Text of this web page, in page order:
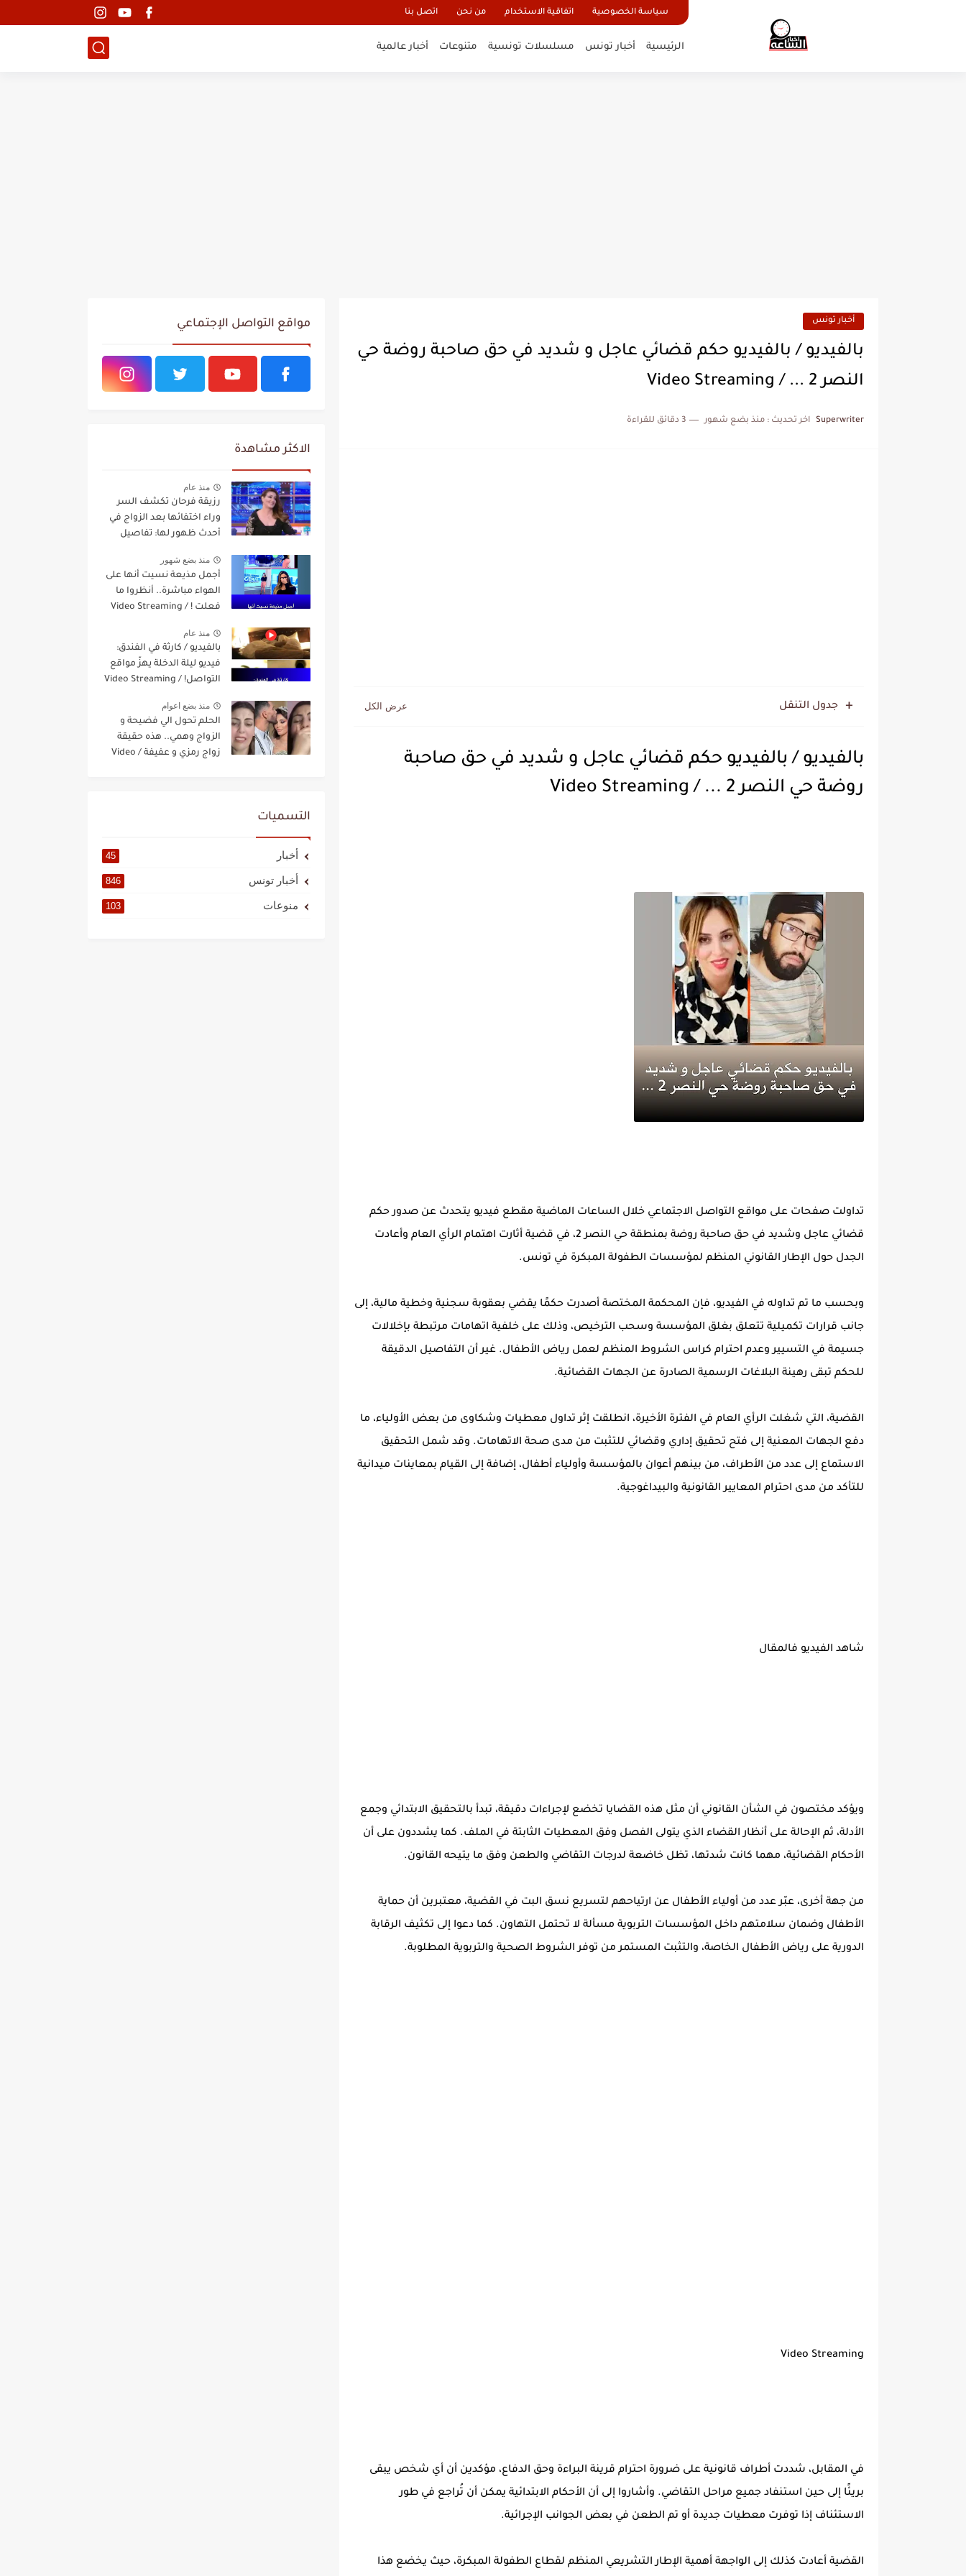
سياسة الخصوصية اتفاقية الاستخدام من نحن اتصل بنا
الرئيسية أخبار تونس مسلسلات تونسية متنوعات أخبار عالمية
أخبار تونس
بالفيديو / بالفيديو حكم قضائي عاجل و شديد في حق صاحبة روضة حي
النصر 2 ... / Video Streaming
Superwriter اخر تحديث : منذ بضع شهور 3 دقائق للقراءة
جدول التنقل
بالفيديو / بالفيديو حكم قضائي عاجل و شديد في حق صاحبة
روضة حي النصر 2 ... / Video Streaming
تداولت صفحات على مواقع التواصل الاجتماعي خلال الساعات الماضية مقطع فيديو يتحدث عن صدور حكم
قضائي عاجل وشديد في حق صاحبة روضة بمنطقة حي النصر 2، في قضية أثارت اهتمام الرأي العام وأعادت
الجدل حول الإطار القانوني المنظم لمؤسسات الطفولة المبكرة في تونس.
وبحسب ما تم تداوله في الفيديو، فإن المحكمة المختصة أصدرت حكمًا يقضي بعقوبة سجنية وخطية مالية، إلى
جانب قرارات تكميلية تتعلق بغلق المؤسسة وسحب الترخيص، وذلك على خلفية اتهامات مرتبطة بإخلالات
جسيمة في التسيير وعدم احترام كراس الشروط المنظم لعمل رياض الأطفال. غير أن التفاصيل الدقيقة
للحكم تبقى رهينة البلاغات الرسمية الصادرة عن الجهات القضائية.
القضية، التي شغلت الرأي العام في الفترة الأخيرة، انطلقت إثر تداول معطيات وشكاوى من بعض الأولياء، ما
دفع الجهات المعنية إلى فتح تحقيق إداري وقضائي للتثبت من مدى صحة الاتهامات. وقد شمل التحقيق
الاستماع إلى عدد من الأطراف، من بينهم أعوان بالمؤسسة وأولياء أطفال، إضافة إلى القيام بمعاينات ميدانية
للتأكد من مدى احترام المعايير القانونية والبيداغوجية.
شاهد الفيديو فالمقال
ويؤكد مختصون في الشأن القانوني أن مثل هذه القضايا تخضع لإجراءات دقيقة، تبدأ بالتحقيق الابتدائي وجمع
الأدلة، ثم الإحالة على أنظار القضاء الذي يتولى الفصل وفق المعطيات الثابتة في الملف. كما يشددون على أن
الأحكام القضائية، مهما كانت شدتها، تظل خاضعة لدرجات التقاضي والطعن وفق ما يتيحه القانون.
من جهة أخرى، عبّر عدد من أولياء الأطفال عن ارتياحهم لتسريع نسق البت في القضية، معتبرين أن حماية
الأطفال وضمان سلامتهم داخل المؤسسات التربوية مسألة لا تحتمل التهاون. كما دعوا إلى تكثيف الرقابة
الدورية على رياض الأطفال الخاصة، والتثبت المستمر من توفر الشروط الصحية والتربوية المطلوبة.
Video Streaming
في المقابل، شددت أطراف قانونية على ضرورة احترام قرينة البراءة وحق الدفاع، مؤكدين أن أي شخص يبقى
بريئًا إلى حين استنفاد جميع مراحل التقاضي. وأشاروا إلى أن الأحكام الابتدائية يمكن أن تُراجع في طور
الاستئناف إذا توفرت معطيات جديدة أو تم الطعن في بعض الجوانب الإجرائية.
القضية أعادت كذلك إلى الواجهة أهمية الإطار التشريعي المنظم لقطاع الطفولة المبكرة، حيث يخضع هذا
مواقع التواصل الإجتماعي
الاكثر مشاهدة
منذ عام
رزيقة فرحان تكشف السر
وراء اختفائها بعد الزواج في
أحدث ظهور لها: تفاصيل
منذ بضع شهور
أجمل مذيعة نسيت أنها على
الهواء مباشرة.. أنظروا ما
فعلت ! / Video Streaming
منذ عام
بالفيديو / كارثة في الفندق:
فيديو ليلة الدخلة يهزّ مواقع
التواصل! / Video Streaming
منذ بضع اعوام
الحلم تحول الي فضيحة و
الزواج وهمي.. هذه حقيقة
زواج رمزي و عفيفة / Video
التسميات
أخبار 45
أخبار تونس 846
منوعات 103